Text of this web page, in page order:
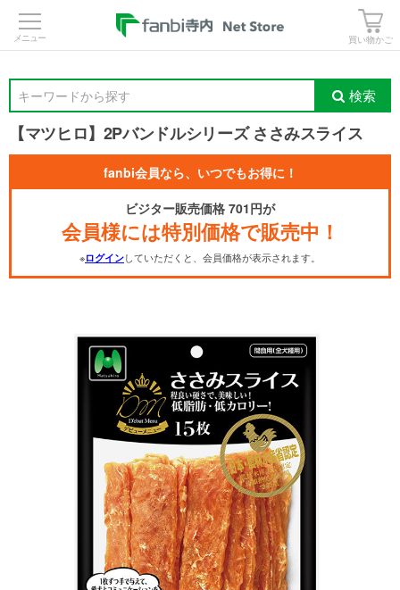
買い物かご
キーワードから探す 検索
【マツヒロ】2Pバンドルシリーズ ささみスライス
fanbi会員なら、いつでもお得に！
ビジター販売価格 701円が
会員様には特別価格で販売中！
※ログインしていただくと、会員価格が表示されます。